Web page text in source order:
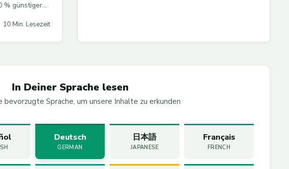
% günstiger
inklusive.
10 Min. Lesezeit
In Deiner Sprache lesen
bevorzugte Sprache, um unsere Inhalte zu erkunden
Deutsch
GERMAN
日本語
JAPANESE
Français
FRENCH